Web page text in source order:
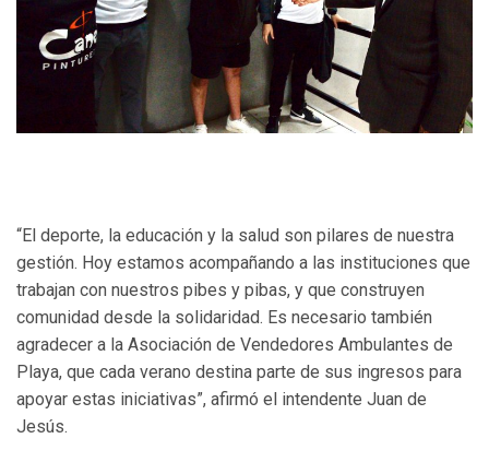
“El deporte, la educación y la salud son pilares de nuestra
gestión. Hoy estamos acompañando a las instituciones que
trabajan con nuestros pibes y pibas, y que construyen
comunidad desde la solidaridad. Es necesario también
agradecer a la Asociación de Vendedores Ambulantes de
Playa, que cada verano destina parte de sus ingresos para
apoyar estas iniciativas”, afirmó el intendente Juan de
Jesús.